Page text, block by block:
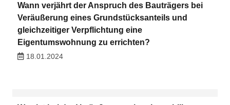
Wann verjährt der Anspruch des Bauträgers bei
Veräußerung eines Grundstücksanteils und
gleichzeitiger Verpflichtung eine
Eigentumswohnung zu errichten?
18.01.2024